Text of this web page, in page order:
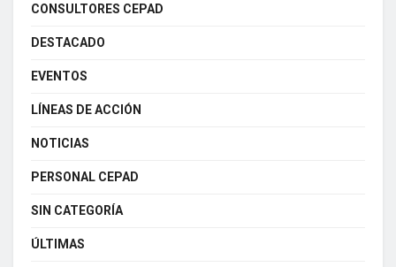
CONSULTORES CEPAD
DESTACADO
EVENTOS
LÍNEAS DE ACCIÓN
NOTICIAS
PERSONAL CEPAD
SIN CATEGORÍA
ÚLTIMAS